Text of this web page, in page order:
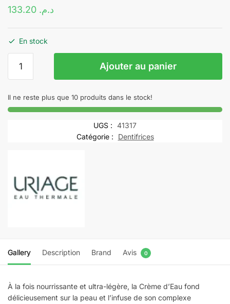
د.م.
En stock
EAU
THERMALE
Ajouter au panier
Il ne reste plus que 10 produits dans le stock!
UGS : 41317
Catégorie :
Dentifrices
Gallery Description Brand Avis 0
À la fois nourrissante et ultra-légère, la Crème d’Eau fond
délicieusement sur la peau et l’infuse de son complexe